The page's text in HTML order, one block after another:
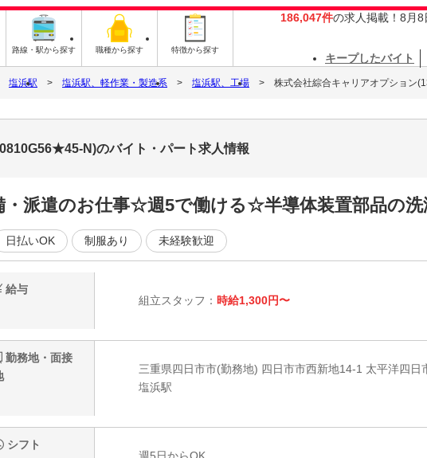
路線・駅から探す 職種から探す 特徴から探す
186,047件の求人掲載！8月8
キープしたバイト
塩浜駅 塩浜駅、軽作業・製造系 塩浜駅、工場 株式会社綜合キャリアオプション
N)のバイト・パート求人情報
・派遣のお仕事☆週5で働ける☆半導体装置部品の
日払いOK 制服あり 未経験歓迎
給与
組立スタッフ： 時給1,300円〜
勤務地・面接
三重県四日市市(勤務地) 四日市市西新地14-1 太平洋四日
塩浜駅
シフト